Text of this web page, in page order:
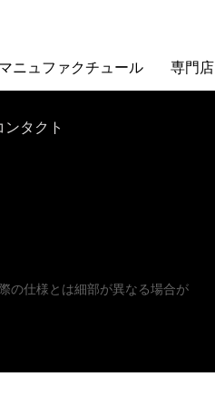
マニュファクチュール 専門店
ンタクト
の仕様とは細部が異なる場合が